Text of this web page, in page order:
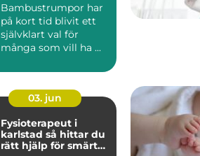
Bambustrumpor har
på kort tid blivit ett
självklart val för
många som vill ha ...
03. jun
Fysioterapeut i
karlstad så hittar du
rätt hjälp för smärta